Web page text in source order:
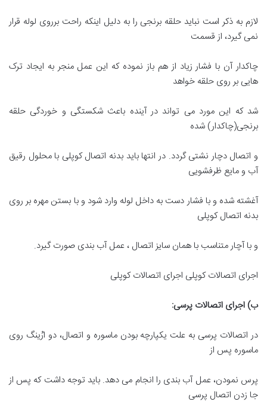
لازم به ذکر است نباید حلقه برنجی را به دلیل اینکه راحت برروی لوله قرار
نمی گیرد، از قسمت
چاکدار آن با فشار زیاد از هم باز نموده که این عمل منجر به ایجاد ترک
هایی بر روی حلقه خواهد
شد که این مورد می تواند در آینده باعث شکستگی و خوردگی حلقه
برنجی(چاکدار) شده
و اتصال دچار نشتی گردد. در انتها باید بدنه اتصال کوپلی با محلول رقیق
آب و مایع ظرفشویی
آغشته شده و با فشار دست به داخل لوله وارد شود و با بستن مهره بر روی
بدنه اتصال کوپلی
و با آچار متناسب با همان سایز اتصال ، عمل آب بندی صورت گیرد.
اجرای اتصالات کوپلی اجرای اتصالات کوپلی
ب) اجرای اتصالات پرسی:
در اتصالات پرسی به علت یکپارچه بودن ماسوره و اتصال، دو ارُینگ روی
ماسوره پس از
پرس نمودن، عمل آب بندی را انجام می دهد. باید توجه داشت که پس از
جا زدن اتصال پرسی